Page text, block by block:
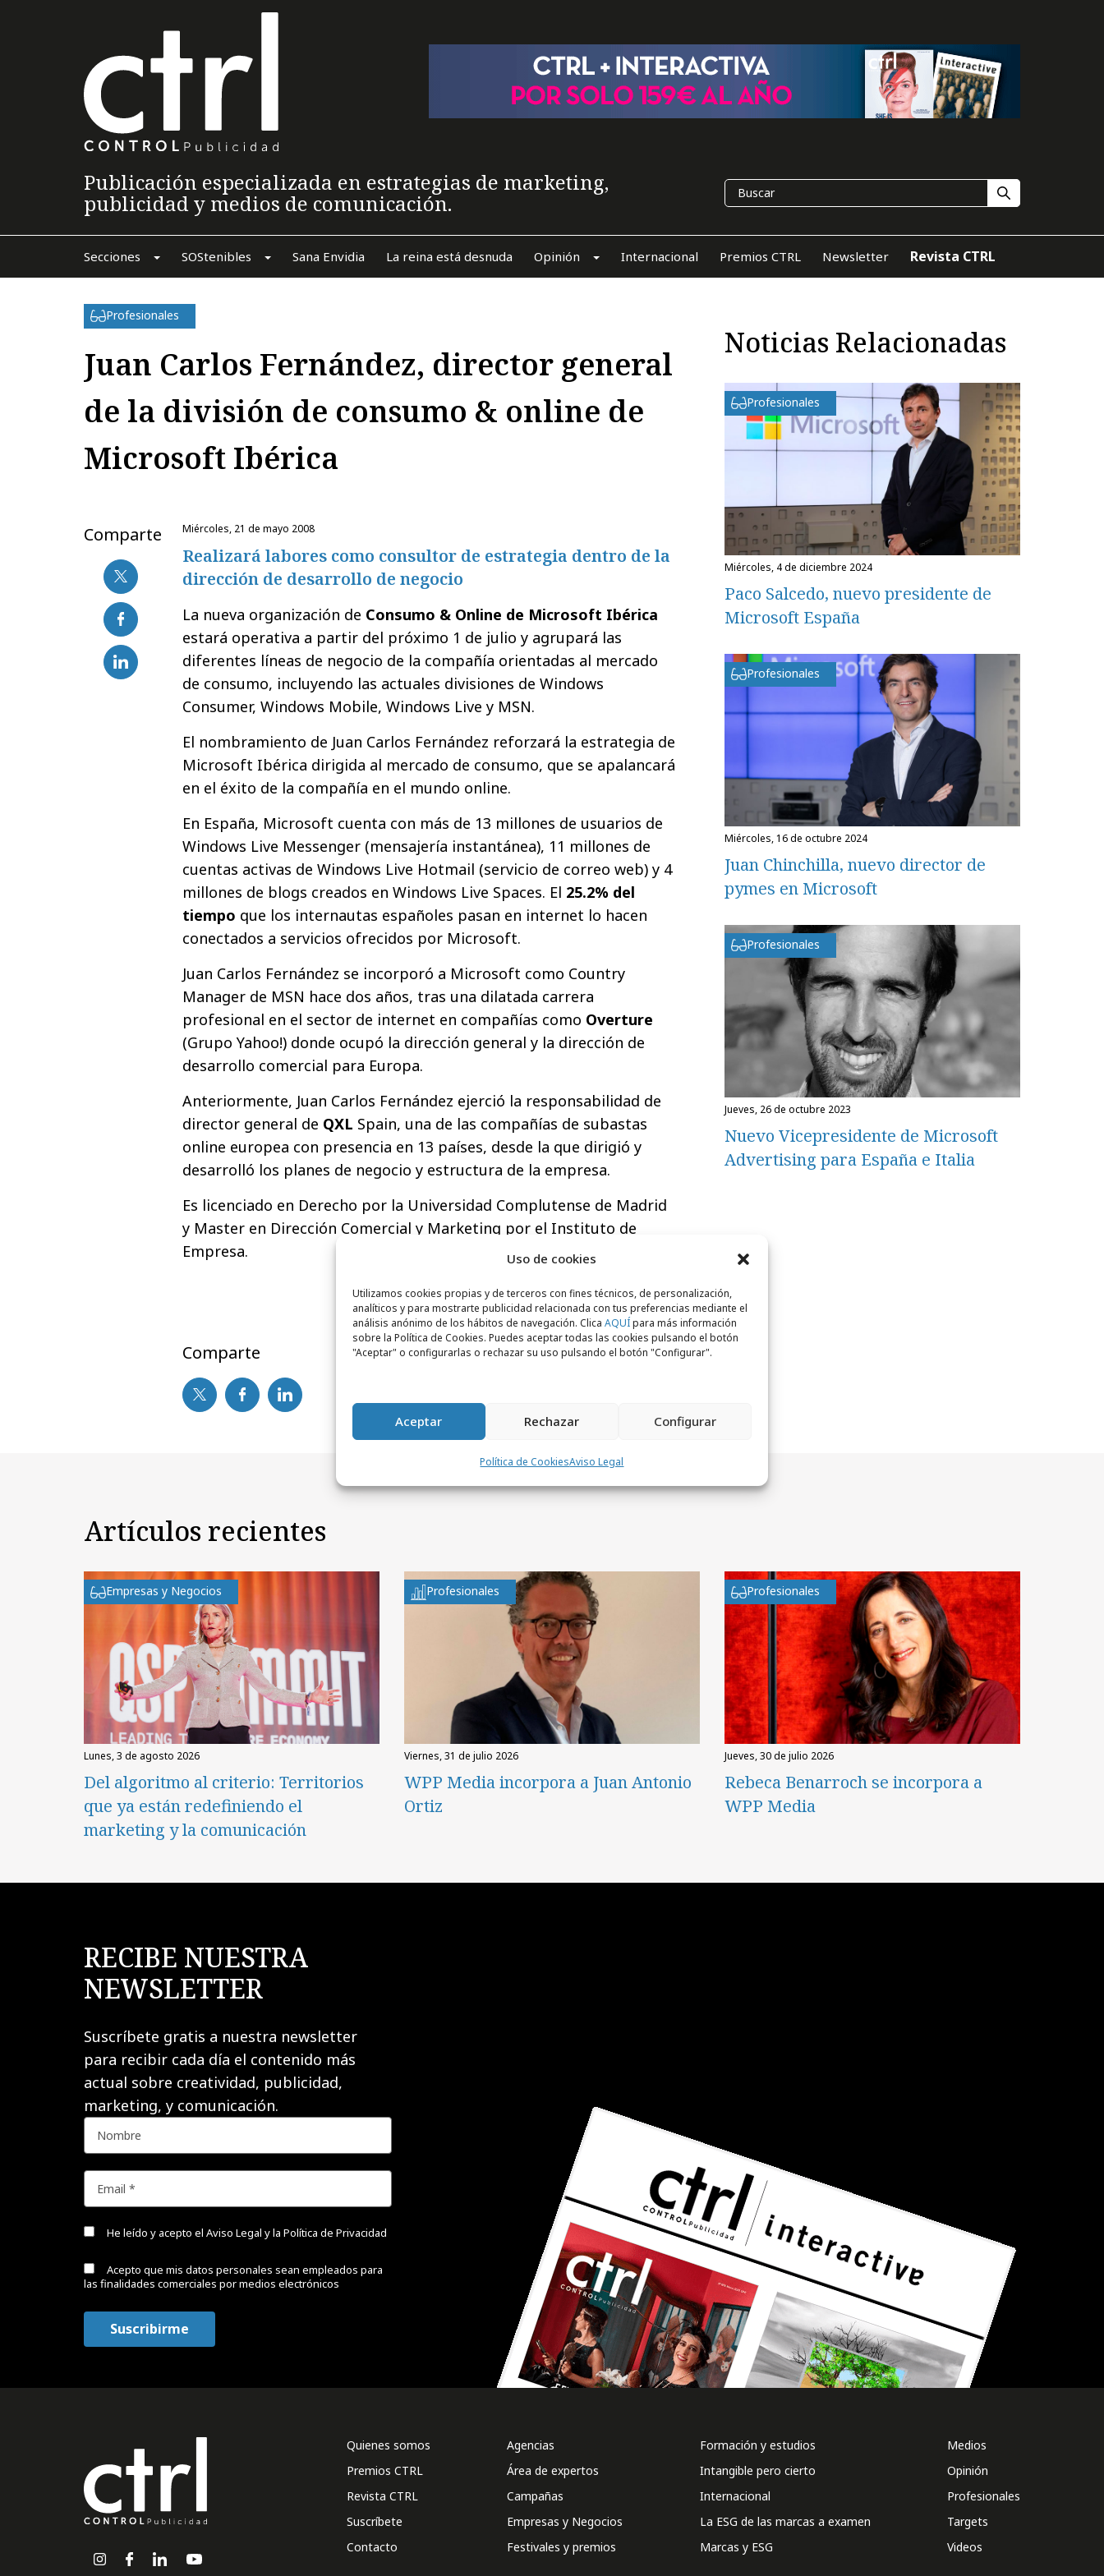
Uso de cookies
Utilizamos cookies propias y de terceros con fines técnicos, de personalización,
analíticos y para mostrarte publicidad relacionada con tus preferencias mediante el
análisis anónimo de los hábitos de navegación. Clica AQUÍpara más información
sobre la Política de Cookies. Puedes aceptar todas las cookies pulsando el botón
"Aceptar" o configurarlas o rechazar su uso pulsando el botón "Configurar".
Aceptar Rechazar Configurar
Política de CookiesAviso Legal
Publicación especializada en estrategias de marketing,
publicidad y medios de comunicación.
Secciones SOStenibles Sana Envidia La reina está desnuda Opinión Internacional Premios CTRL Newsletter Revista CTRL
Profesionales
Juan Carlos Fernández, director general
de la división de consumo & online de
Microsoft Ibérica
Comparte miércoles, 21 de mayo 2008
Realizará labores como consultor de estrategia dentro de la
dirección de desarrollo de negocio
La nueva organización de Consumo & Online de Microsoft Ibérica
estará operativa a partir del próximo 1 de julio y agrupará las
diferentes líneas de negocio de la compañía orientadas al mercado
de consumo, incluyendo las actuales divisiones de Windows
Consumer, Windows Mobile, Windows Live y MSN.
El nombramiento de Juan Carlos Fernández reforzará la estrategia de
Microsoft Ibérica dirigida al mercado de consumo, que se apalancará
en el éxito de la compañía en el mundo online.
En España, Microsoft cuenta con más de 13 millones de usuarios de
Windows Live Messenger (mensajería instantánea), 11 millones de
cuentas activas de Windows Live Hotmail (servicio de correo web) y 4
millones de blogs creados en Windows Live Spaces. El 25.2% del
tiempo que los internautas españoles pasan en internet lo hacen
conectados a servicios ofrecidos por Microsoft.
Juan Carlos Fernández se incorporó a Microsoft como Country
Manager de MSN hace dos años, tras una dilatada carrera
profesional en el sector de internet en compañías como Overture
(Grupo Yahoo!) donde ocupó la dirección general y la dirección de
desarrollo comercial para Europa.
Anteriormente, Juan Carlos Fernández ejerció la responsabilidad de
director general de QXL Spain, una de las compañías de subastas
online europea con presencia en 13 países, desde la que dirigió y
desarrolló los planes de negocio y estructura de la empresa.
Es licenciado en Derecho por la Universidad Complutense de Madrid
y Master en Dirección Comercial y Marketing por el Instituto de
Empresa.
Comparte
Noticias Relacionadas
Profesionales
miércoles, 4 de diciembre 2024
Paco Salcedo, nuevo presidente de
Microsoft España
Profesionales
miércoles, 16 de octubre 2024
Juan Chinchilla, nuevo director de
pymes en Microsoft
Profesionales
jueves, 26 de octubre 2023
Nuevo Vicepresidente de Microsoft
Advertising para España e Italia
Artículos recientes
Empresas y Negocios
lunes, 3 de agosto 2026
Del algoritmo al criterio: Territorios
que ya están redefiniendo el
marketing y la comunicación
Profesionales
viernes, 31 de julio 2026
WPP Media incorpora a Juan Antonio
Ortiz
Profesionales
jueves, 30 de julio 2026
Rebeca Benarroch se incorpora a
WPP Media
RECIBE NUESTRA
NEWSLETTER
Suscríbete gratis a nuestra newsletter
para recibir cada día el contenido más
actual sobre creatividad, publicidad,
marketing, y comunicación.
He leído y acepto el Aviso Legal y la Política de Privacidad
Acepto que mis datos personales sean empleados para
las finalidades comerciales por medios electrónicos
Quienes somos
Premios CTRL
Revista CTRL
Suscríbete
Contacto
Agencias
Área de expertos
Campañas
Empresas y Negocios
Festivales y premios
Formación y estudios
Intangible pero cierto
Internacional
La ESG de las marcas a examen
Marcas y ESG
Medios
Opinión
Profesionales
Targets
Videos